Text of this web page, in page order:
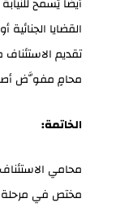
القضايا
تقديم
محامٍ مفوَّض
الخاتمة:
محامي
مختص في مرحلة